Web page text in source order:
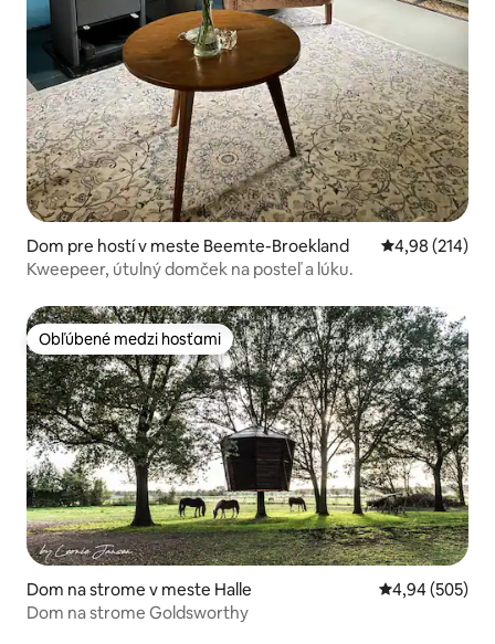
Dom pre hostí v meste Beemte-Broekland Priemerné
4,98 (214)
Kweepeer, útulný domček na posteľ a lúku.
Obľúbené medzi hosťami
Obľúbené medzi hosťami
Dom na strome v meste Halle Priemerné
4,94 (505)
Dom na strome Goldsworthy